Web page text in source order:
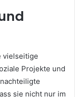
vielseitige
Projekte und
sie nicht nur im